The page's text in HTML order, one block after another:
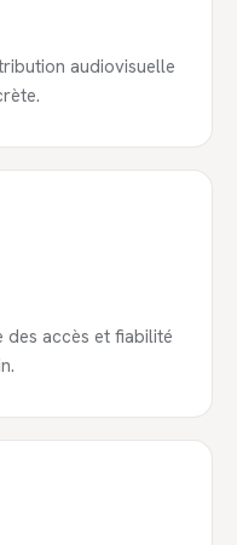
audiovisuelle
accès et fiabilité